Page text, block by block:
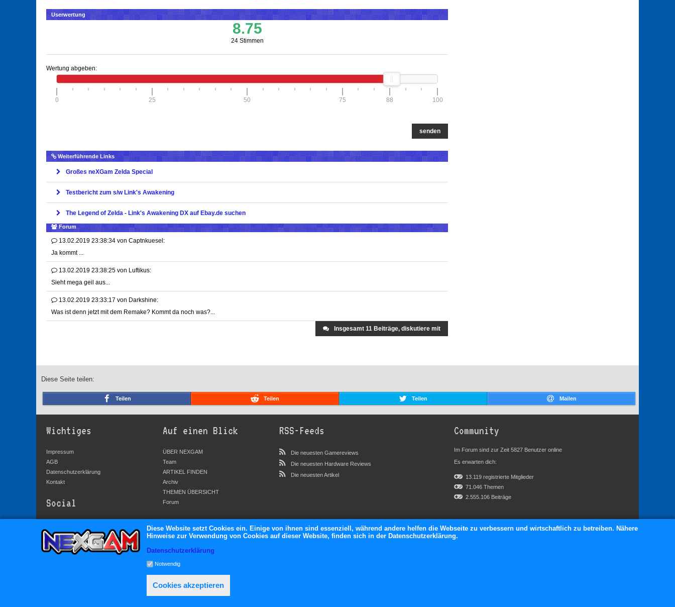
Userwertung
8.75
24 Stimmen
Wertung abgeben:
0 25 50 75 88 100
senden
Weiterführende Links
Großes neXGam Zelda Special
Testbericht zum s/w Link's Awakening
The Legend of Zelda - Link's Awakening DX auf Ebay.de suchen
Forum
13.02.2019 23:38:34 von Captnkuesel:
Ja kommt ...
13.02.2019 23:38:25 von Luftikus:
Sieht mega geil aus...
13.02.2019 23:33:17 von Darkshine:
Was ist denn jetzt mit dem Remake? Kommt da noch was?...
Insgesamt 11 Beiträge, diskutiere mit
Diese Seite teilen:
Teilen Teilen Teilen Mailen
Wichtiges
Impressum
AGB
Datenschutzerklärung
Kontakt
Social
Facebook
Twitter
Auf einen Blick
ÜBER NEXGAM
Team
ARTIKEL FINDEN
Archiv
THEMEN ÜBERSICHT
Forum
RSS-Feeds
Die neuesten Gamereviews
Die neuesten Hardware Reviews
Die neuesten Artikel
Community
Im Forum sind zur Zeit 5827 Benutzer online
Es erwarten dich:
13.119 registrierte Mitglieder
71.046 Themen
2.555.106 Beiträge
Diese Website setzt Cookies ein. Einige von ihnen sind essenziell, während andere helfen die Webseite zu verbessern und wirtschaftlich zu betreiben. Nähere
Hinweise zur Verwendung von Cookies auf dieser Website, finden sich in der Datenschutzerklärung.
Datenschutzerklärung
Notwendig
Cookies akzeptieren